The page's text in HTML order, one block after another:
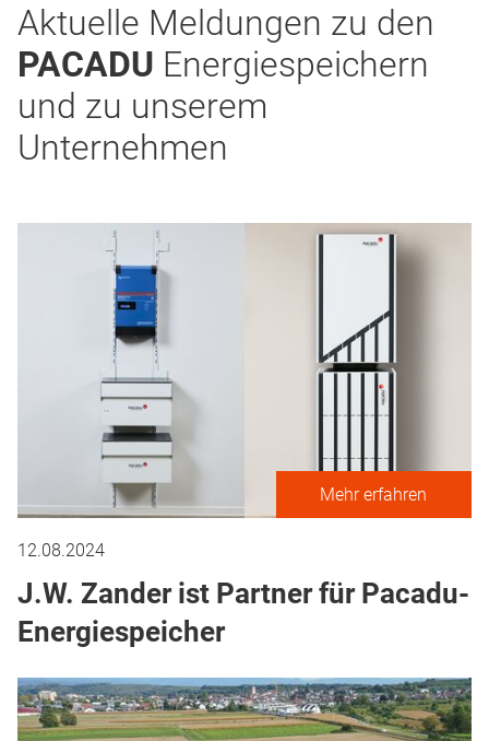
Aktuelle Meldungen zu den
PACADU Energiespeichern
und zu unserem
Unternehmen
Mehr erfahren
12.08.2024
J.W. Zander ist Partner für Pacadu-
Energiespeicher